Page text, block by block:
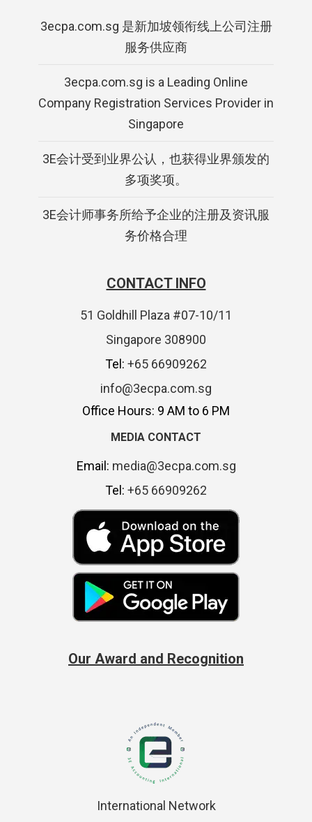
3ecpa.com.sg 是新加坡领衔线上公司注册
服务供应商
3ecpa.com.sg is a Leading Online
Company Registration Services Provider in
Singapore
3E会计受到业界公认，也获得业界颁发的
多项奖项。
3E会计师事务所给予企业的注册及资讯服
务价格合理
CONTACT INFO
51 Goldhill Plaza #07-10/11
Singapore 308900
Tel: +65 66909262
info@3ecpa.com.sg
Office Hours: 9 AM to 6 PM
MEDIA CONTACT
Email: media@3ecpa.com.sg
Tel: +65 66909262
Our Award and Recognition
International Network